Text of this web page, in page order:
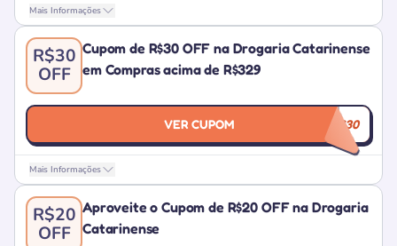
Mais Informações
R$30
OFF
Cupom de R$30 OFF na Drogaria Catarinense
em Compras acima de R$329
VER CUPOM SELECAODC30
Mais Informações
R$20
OFF
Aproveite o Cupom de R$20 OFF na Drogaria
Catarinense